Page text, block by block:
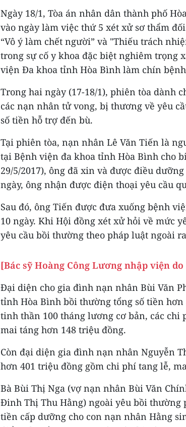
Ngày 18/1, Tòa án nhân dân thành phố
vào ngày làm việc thứ 5 xét xử sơ thẩm
“Vô ý làm chết người” và "Thiếu trách
trong sự cố y khoa đặc biệt nghiêm trọng
viện Đa khoa tỉnh Hòa Bình làm chín
Trong hai ngày (17-18/1), phiên tòa dành
các nạn nhân tử vong, bị thương về yêu
số tiền hỗ trợ đến bù.
Tại phiên tòa, nạn nhân Lê Văn Tiến là
tại Bệnh viện đa khoa tỉnh Hòa Bình cho
29/5/2017), ông đã xin và được điều
ngày, ông nhận được điện thoại yêu cầu
Sau đó, ông Tiến được đưa xuống bệnh
10 ngày. Khi Hội đồng xét xử hỏi về mức
yêu cầu bồi thường theo pháp luật ngoài
[Bác sỹ Hoàng Công Lương nhập viện
Đại diện cho gia đình nạn nhân Bùi Văn
tỉnh Hòa Bình bồi thường tổng số tiền
tinh thần 100 tháng lương cơ bản, các chi
mai táng hơn 148 triệu đồng.
Còn đại diện gia đình nạn nhân Nguyễn
hơn 401 triệu đồng gồm chi phí tang lễ,
Bà Bùi Thị Nga (vợ nạn nhân Bùi Văn
Đinh Thị Thu Hằng) ngoài yêu bồi
tiền cấp dưỡng cho con nạn nhân Hằng